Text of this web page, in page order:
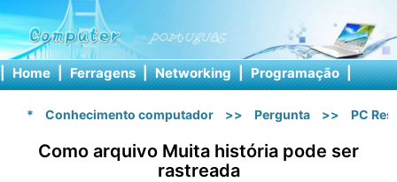
| Home | Ferragens | Networking | Programação |
* Conhecimento computador >> Pergunta >> PC
Como arquivo Muita história pode ser
rastreada